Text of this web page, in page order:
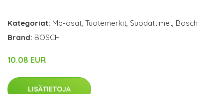
Kategoriat: Mp-osat, Tuotemerkit, Suodattimet, Bosch
Brand: BOSCH
10.08 EUR
LISÄTIETOJA